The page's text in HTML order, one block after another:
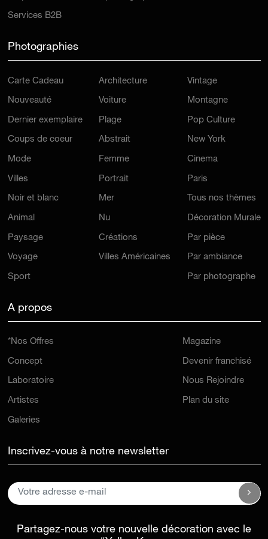
Services B2B
Photographies
Carte Cadeau
Nouveauté
Dernier exemplaire
Coups de coeur
Mode
Villes
Noir et blanc
Animal
Paysage
Voyage
Sport
Architecture
Voiture
Plage
Abstrait
Femme
Portrait
Mer
Nu
Créations
Villes Américaines
Vintage
Montagne
Pop Culture
New York
Cinema
Paris
Tous nos thèmes
Décoration Murale
Par pièce
Par ambiance
Par photographe
A propos
*Nos Offres
Concept
Laboratoire
Artistes
Galeries
Magazine
Devenir franchisé
Nous Rejoindre
Plan du site
Inscrivez-vous à notre newsletter
Partagez-nous votre nouvelle décoration avec le